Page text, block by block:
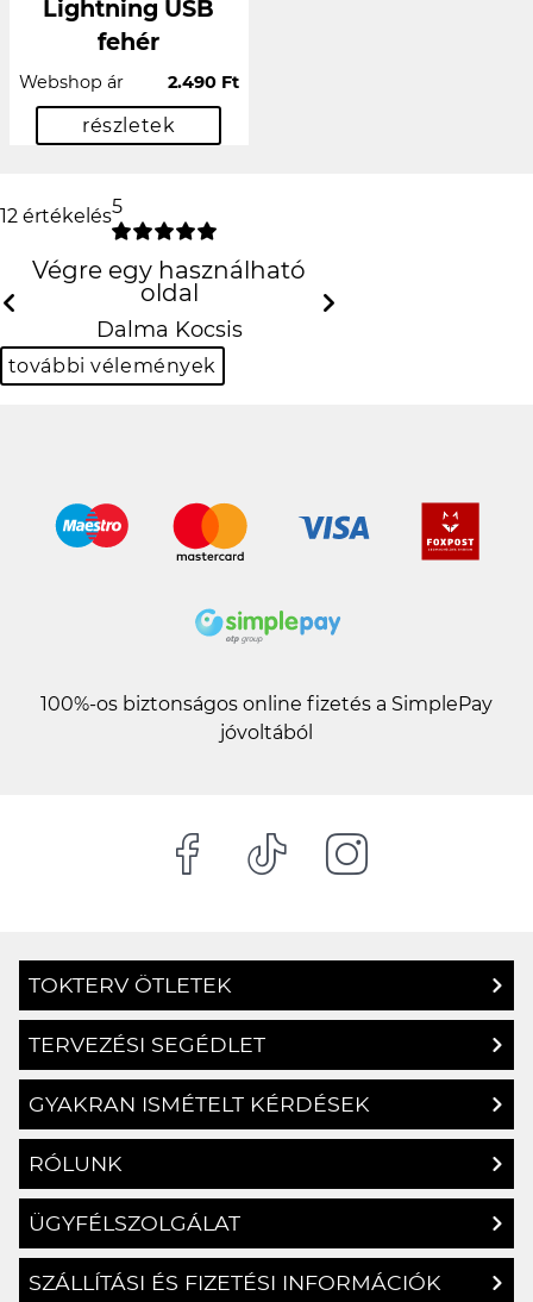
Lightning USB
fehér
Webshop ár 2.490 Ft
részletek
12 értékelés5
Végre egy használható oldal
Dalma Kocsis
100%-os biztonságos online fizetés a SimplePay
TOKTERV ÖTLETEK
TERVEZÉSI SEGÉDLET
GYAKRAN ISMÉTELT KÉRDÉSEK
RÓLUNK
ÜGYFÉLSZOLGÁLAT